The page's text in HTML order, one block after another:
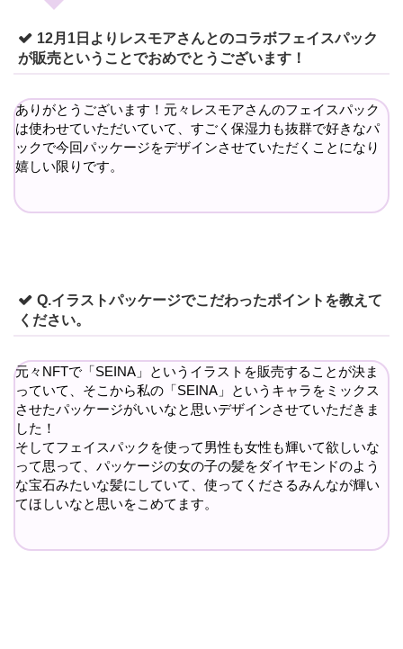
12月1日よりレスモアさんとのコラボフェイスパック
が販売ということでおめでとうございます！
ありがとうございます！元々レスモアさんのフェイスパック
は使わせていただいていて、すごく保湿力も抜群で好きなパ
ックで今回パッケージをデザインさせていただくことになり
嬉しい限りです。
Q.イラストパッケージでこだわったポイントを教えて
ください。
元々NFTで「SEINA」というイラストを販売することが決ま
っていて、そこから私の「SEINA」というキャラをミックス
させたパッケージがいいなと思いデザインさせていただきま
した！
そしてフェイスパックを使って男性も女性も輝いて欲しいな
って思って、パッケージの女の子の髪をダイヤモンドのよう
な宝石みたいな髪にしていて、使ってくださるみんなが輝い
てほしいなと思いをこめてます。